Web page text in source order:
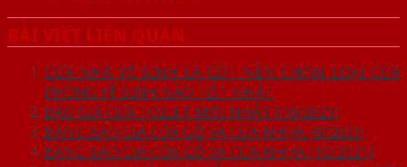
BÀI VIẾT LIÊN QUAN
CỬA NHÀ VỆ SINH LÀ GÌ?| NÊN CHỌN LOẠI CỬA
PHÒNG VỆ SINH NÀO TỐT NHẤT
BÁO GIÁ CỬA TOILET MỚI NHẤT [10/2021]
BẢNG BÁO GIÁ CỬA GỖ VÀ CỬA NHỰA [8/2021]
BẢNG BÁO GIÁ CỬA GỖ VÀ CỬA NHỰA [10/2021]